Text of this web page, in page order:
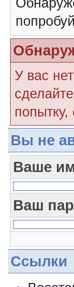
У вас
попытку,
Вы не
Ваше
Ваш
Ссылки